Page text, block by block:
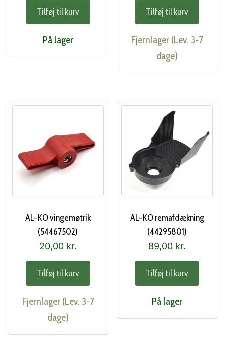
Tilføj til kurv
På lager
Tilføj til kurv
Fjernlager (Lev. 3-7
dage)
AL-KO vingemøtrik
(54467502)
20,00 kr.
Tilføj til kurv
Fjernlager (Lev. 3-7
dage)
AL-KO remafdækning
(44295801)
89,00 kr.
Tilføj til kurv
På lager